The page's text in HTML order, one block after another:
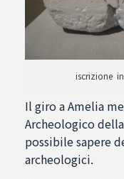
iscrizione
Il giro a Amelia
Archeologico
possibile sapere
archeologici.